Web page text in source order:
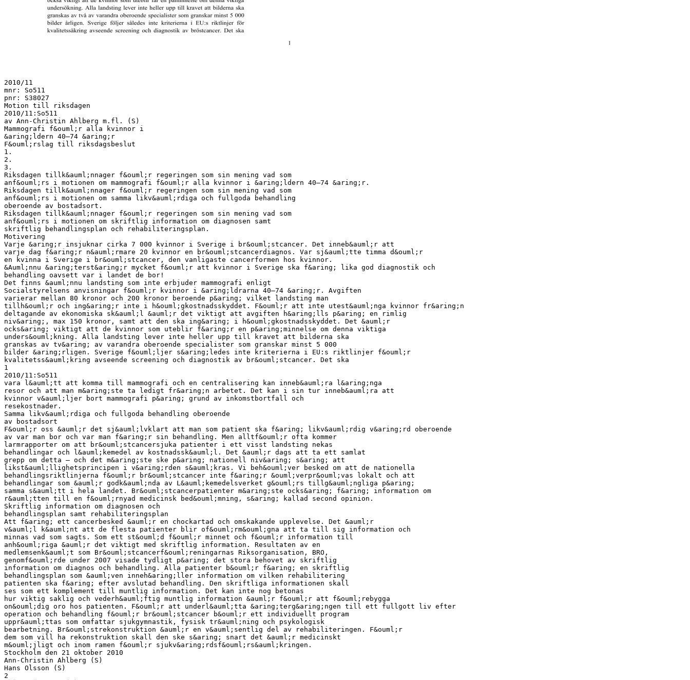
2010/11
mnr: So511
pnr: S38027
Motion till riksdagen
2010/11:So511
av Ann-Christin Ahlberg m.fl. (S)
Mammografi f&ouml;r alla kvinnor i
&aring;ldern 40–74 &aring;r
F&ouml;rslag till riksdagsbeslut
1.
2.
3.
Riksdagen tillk&auml;nnager f&ouml;r regeringen som sin mening vad som
anf&ouml;rs i motionen om mammografi f&ouml;r alla kvinnor i &aring;ldern 40–74 &aring;r.
Riksdagen tillk&auml;nnager f&ouml;r regeringen som sin mening vad som
anf&ouml;rs i motionen om samma likv&auml;rdiga och fullgoda behandling
oberoende av bostadsort.
Riksdagen tillk&auml;nnager f&ouml;r regeringen som sin mening vad som
anf&ouml;rs i motionen om skriftlig information om diagnosen samt
skriftlig behandlingsplan och rehabiliteringsplan.
Motivering
Varje &aring;r insjuknar cirka 7 000 kvinnor i Sverige i br&ouml;stcancer. Det inneb&auml;r att
varje dag f&aring;r n&auml;rmare 20 kvinnor en br&ouml;stcancerdiagnos. Var sj&auml;tte timma d&ouml;r
en kvinna i Sverige i br&ouml;stcancer, den vanligaste cancerformen hos kvinnor.
&Auml;nnu &aring;terst&aring;r mycket f&ouml;r att kvinnor i Sverige ska f&aring; lika god diagnostik och
behandling oavsett var i landet de bor!
Det finns &auml;nnu landsting som inte erbjuder mammografi enligt
Socialstyrelsens anvisningar f&ouml;r kvinnor i &aring;ldrarna 40–74 &aring;r. Avgiften
varierar mellan 80 kronor och 200 kronor beroende p&aring; vilket landsting man
tillh&ouml;r och ing&aring;r inte i h&ouml;gkostnadsskyddet. F&ouml;r att inte utest&auml;nga kvinnor fr&aring;n
deltagande av ekonomiska sk&auml;l &auml;r det viktigt att avgiften h&aring;lls p&aring; en rimlig
niv&aring;, max 150 kronor, samt att den ska ing&aring; i h&ouml;gkostnadsskyddet. Det &auml;r
ocks&aring; viktigt att de kvinnor som uteblir f&aring;r en p&aring;minnelse om denna viktiga
unders&ouml;kning. Alla landsting lever inte heller upp till kravet att bilderna ska
granskas av tv&aring; av varandra oberoende specialister som granskar minst 5 000
bilder &aring;rligen. Sverige f&ouml;ljer s&aring;ledes inte kriterierna i EU:s riktlinjer f&ouml;r
kvalitetss&auml;kring avseende screening och diagnostik av br&ouml;stcancer. Det ska
1
2010/11:So511
vara l&auml;tt att komma till mammografi och en centralisering kan inneb&auml;ra l&aring;nga
resor och att man m&aring;ste ta ledigt fr&aring;n arbetet. Det kan i sin tur inneb&auml;ra att
kvinnor v&auml;ljer bort mammografi p&aring; grund av inkomstbortfall och
resekostnader.
Samma likv&auml;rdiga och fullgoda behandling oberoende
av bostadsort
F&ouml;r oss &auml;r det sj&auml;lvklart att man som patient ska f&aring; likv&auml;rdig v&aring;rd oberoende
av var man bor och var man f&aring;r sin behandling. Men alltf&ouml;r ofta kommer
larmrapporter om att br&ouml;stcancersjuka patienter i ett visst landsting nekas
behandlingar och l&auml;kemedel av kostnadssk&auml;l. Det &auml;r dags att ta ett samlat
grepp om detta – och det m&aring;ste ske p&aring; nationell niv&aring; s&aring; att
likst&auml;llighetsprincipen i v&aring;rden s&auml;kras. Vi beh&ouml;ver besked om att de nationella
behandlingsriktlinjerna f&ouml;r br&ouml;stcancer inte f&aring;r &ouml;verpr&ouml;vas lokalt och att
behandlingar som &auml;r godk&auml;nda av L&auml;kemedelsverket g&ouml;rs tillg&auml;ngliga p&aring;
samma s&auml;tt i hela landet. Br&ouml;stcancerpatienter m&aring;ste ocks&aring; f&aring; information om
r&auml;tten till en f&ouml;rnyad medicinsk bed&ouml;mning, s&aring; kallad second opinion.
Skriftlig information om diagnosen och
behandlingsplan samt rehabiliteringsplan
Att f&aring; ett cancerbesked &auml;r en chockartad och omskakande upplevelse. Det &auml;r
v&auml;l k&auml;nt att de flesta patienter blir of&ouml;rm&ouml;gna att ta till sig information och
minnas vad som sagts. Som ett st&ouml;d f&ouml;r minnet och f&ouml;r information till
anh&ouml;riga &auml;r det viktigt med skriftlig information. Resultaten av en
medlemsenk&auml;t som Br&ouml;stcancerf&ouml;reningarnas Riksorganisation, BRO,
genomf&ouml;rde under 2007 visade tydligt p&aring; det stora behovet av skriftlig
information om diagnos och behandling. Alla patienter b&ouml;r f&aring; en skriftlig
behandlingsplan som &auml;ven inneh&aring;ller information om vilken rehabilitering
patienten ska f&aring; efter avslutad behandling. Den skriftliga informationen skall
ses som ett komplement till muntlig information. Det kan inte nog betonas
hur viktig saklig och vederh&auml;ftig muntlig information &auml;r f&ouml;r att f&ouml;rebygga
on&ouml;dig oro hos patienten. F&ouml;r att underl&auml;tta &aring;terg&aring;ngen till ett fullgott liv efter
operation och behandling f&ouml;r br&ouml;stcancer b&ouml;r ett individuellt program
uppr&auml;ttas som omfattar sjukgymnastik, fysisk tr&auml;ning och psykologisk
bearbetning. Br&ouml;strekonstruktion &auml;r en v&auml;sentlig del av rehabiliteringen. F&ouml;r
dem som vill ha rekonstruktion skall den ske s&aring; snart det &auml;r medicinskt
m&ouml;jligt och inom ramen f&ouml;r sjukv&aring;rdsf&ouml;rs&auml;kringen.
Stockholm den 21 oktober 2010
Ann-Christin Ahlberg (S)
Hans Olsson (S)
2